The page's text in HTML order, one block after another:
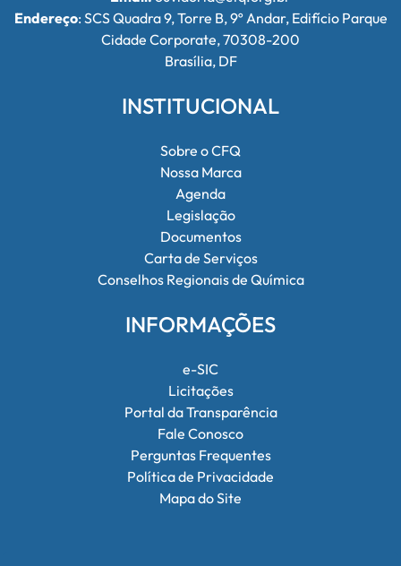
Endereço: SCS Quadra 9, Torre B, 9º Andar, Edifício Parque
Cidade Corporate, 70308-200
Brasília, DF
INSTITUCIONAL
Sobre o CFQ
Nossa Marca
Agenda
Legislação
Documentos
Carta de Serviços
Conselhos Regionais de Química
INFORMAÇÕES
e-SIC
Licitações
Portal da Transparência
Fale Conosco
Perguntas Frequentes
Política de Privacidade
Mapa do Site